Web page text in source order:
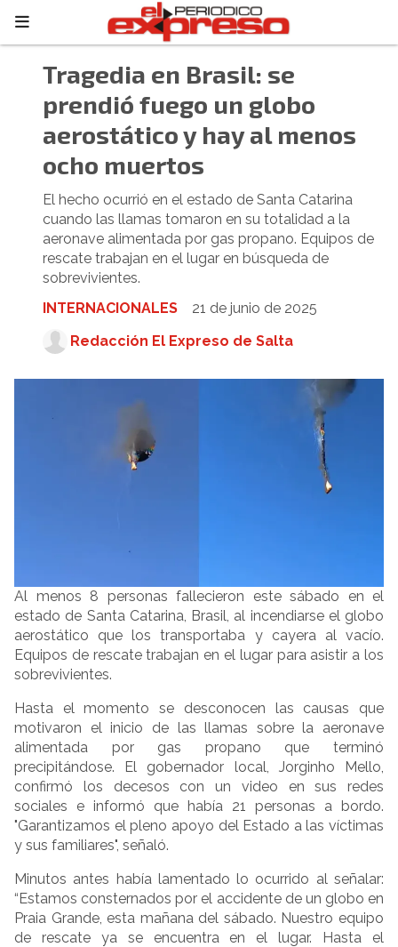
Tragedia en Brasil: se
prendió fuego un globo
aerostático y hay al menos
ocho muertos
El hecho ocurrió en el estado de Santa Catarina
cuando las llamas tomaron en su totalidad a la
aeronave alimentada por gas propano. Equipos de
rescate trabajan en el lugar en búsqueda de
sobrevivientes.
INTERNACIONALES
21 de junio de 2025
Redacción El Expreso de Salta
Al menos 8 personas fallecieron este sábado en el
estado de Santa Catarina, Brasil, al incendiarse el globo
aerostático que los transportaba y cayera al vacío.
Equipos de rescate trabajan en el lugar para asistir a los
sobrevivientes.
Hasta el momento se desconocen las causas que
motivaron el inicio de las llamas sobre la aeronave
alimentada por gas propano que terminó
precipitándose. El gobernador local, Jorginho Mello,
confirmó los decesos con un video en sus redes
sociales e informó que había 21 personas a bordo.
"Garantizamos el pleno apoyo del Estado a las víctimas
y sus familiares", señaló.
Minutos antes había lamentado lo ocurrido al señalar:
“Estamos consternados por el accidente de un globo en
Praia Grande, esta mañana del sábado. Nuestro equipo
de rescate ya se encuentra en el lugar. Hasta el